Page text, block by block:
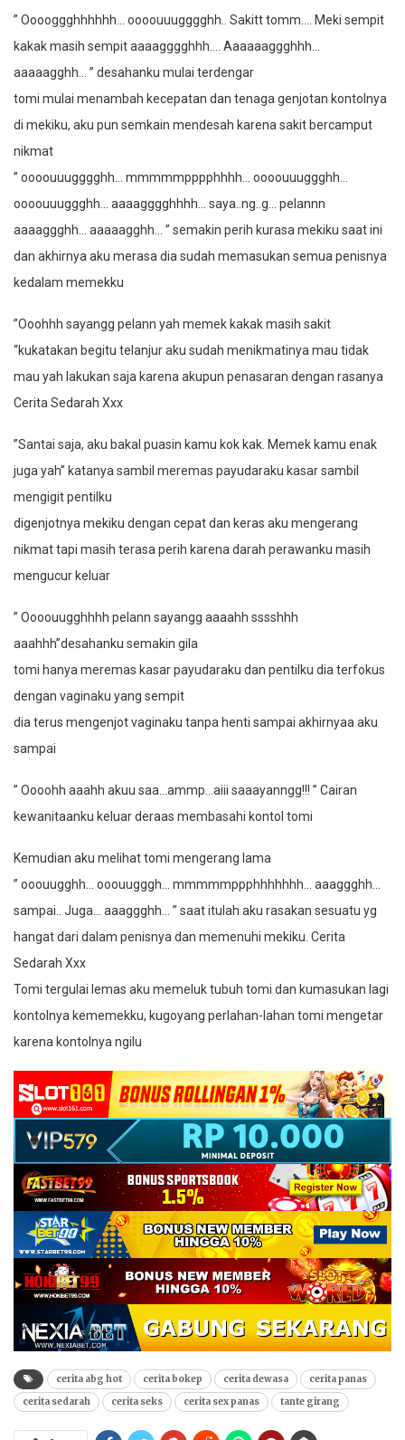
” Ooooggghhhhhh… oooouuugggghh.. Sakitt tomm…. Meki sempit
kakak masih sempit aaaagggghhh…. Aaaaaaggghhh…
aaaaagghh… ” desahanku mulai terdengar
tomi mulai menambah kecepatan dan tenaga genjotan kontolnya
di mekiku, aku pun semkain mendesah karena sakit bercamput
nikmat
” oooouuugggghh… mmmmmpppphhhh… oooouuuggghh…
oooouuuggghh… aaaagggghhhh… saya..ng..g… pelannn
aaaaggghh… aaaaagghh… ” semakin perih kurasa mekiku saat ini
dan akhirnya aku merasa dia sudah memasukan semua penisnya
kedalam memekku
”Ooohhh sayangg pelann yah memek kakak masih sakit
“kukatakan begitu telanjur aku sudah menikmatinya mau tidak
mau yah lakukan saja karena akupun penasaran dengan rasanya
Cerita Sedarah Xxx
”Santai saja, aku bakal puasin kamu kok kak. Memek kamu enak
juga yah” katanya sambil meremas payudaraku kasar sambil
mengigit pentilku
digenjotnya mekiku dengan cepat dan keras aku mengerang
nikmat tapi masih terasa perih karena darah perawanku masih
mengucur keluar
” Oooouugghhhh pelann sayangg aaaahh sssshhh
aaahhh”desahanku semakin gila
tomi hanya meremas kasar payudaraku dan pentilku dia terfokus
dengan vaginaku yang sempit
dia terus mengenjot vaginaku tanpa henti sampai akhirnyaa aku
sampai
” Oooohh aaahh akuu saa…ammp…aiii saaayanngg!!! ” Cairan
kewanitaanku keluar deraas membasahi kontol tomi
Kemudian aku melihat tomi mengerang lama
” ooouugghh… ooouugggh… mmmmmppphhhhhhh… aaaggghh…
sampai.. Juga… aaaggghh… ” saat itulah aku rasakan sesuatu yg
hangat dari dalam penisnya dan memenuhi mekiku. Cerita
Sedarah Xxx
Tomi tergulai lemas aku memeluk tubuh tomi dan kumasukan lagi
kontolnya kememekku, kugoyang perlahan-lahan tomi mengetar
karena kontolnya ngilu
cerita abg hot cerita bokep cerita dewasa
cerita panas
cerita sedarah
cerita seks cerita sex panas tante girang